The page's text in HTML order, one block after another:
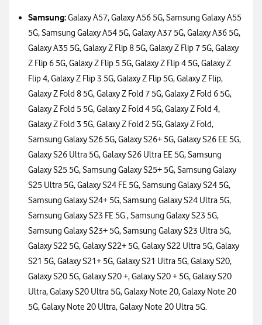
Samsung:Galaxy A57, Galaxy A56 5G, Samsung Galaxy A55
5G, Samsung Galaxy A54 5G, Galaxy A37 5G, Galaxy A36 5G,
Galaxy A35 5G, Galaxy Z Flip 8 5G, Galaxy Z Flip 7 5G, Galaxy
Z Flip 6 5G, Galaxy Z Flip 5 5G, Galaxy Z Flip 4 5G, Galaxy Z
Flip 4, Galaxy Z Flip 3 5G, Galaxy Z Flip 5G, Galaxy Z Flip,
Galaxy Z Fold 8 5G, Galaxy Z Fold 7 5G, Galaxy Z Fold 6 5G,
Galaxy Z Fold 5 5G, Galaxy Z Fold 4 5G, Galaxy Z Fold 4,
Galaxy Z Fold 3 5G, Galaxy Z Fold 2 5G, Galaxy Z Fold,
Samsung Galaxy S26 5G, Galaxy S26+ 5G, Galaxy S26 EE 5G,
Galaxy S26 Ultra 5G, Galaxy S26 Ultra EE 5G, Samsung
Galaxy S25 5G, Samsung Galaxy S25+ 5G, Samsung Galaxy
S25 Ultra 5G, Galaxy S24 FE 5G, Samsung Galaxy S24 5G,
Samsung Galaxy S24+ 5G, Samsung Galaxy S24 Ultra 5G,
Samsung Galaxy S23 FE 5G , Samsung Galaxy S23 5G,
Samsung Galaxy S23+ 5G, Samsung Galaxy S23 Ultra 5G,
Galaxy S22 5G, Galaxy S22+ 5G, Galaxy S22 Ultra 5G, Galaxy
S21 5G, Galaxy S21+ 5G, Galaxy S21 Ultra 5G, Galaxy S20,
Galaxy S20 5G, Galaxy S20 +, Galaxy S20 + 5G, Galaxy S20
Ultra, Galaxy S20 Ultra 5G, Galaxy Note 20, Galaxy Note 20
5G, Galaxy Note 20 Ultra, Galaxy Note 20 Ultra 5G.